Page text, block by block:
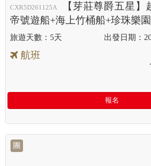
CXR5D261125A
【芽莊尊爵五星】
帝號遊船+海上竹桶船+珍珠樂園
5天
航班
報名
團